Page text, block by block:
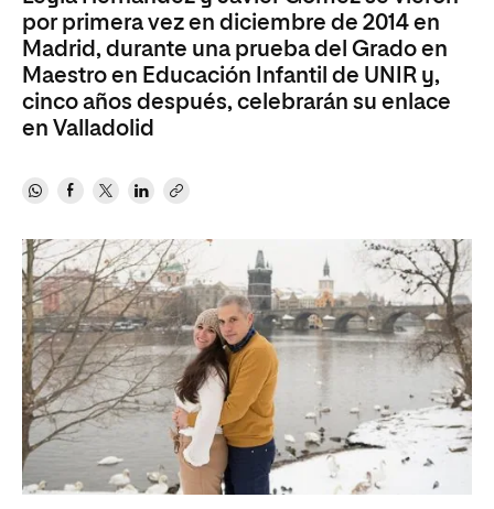
por primera vez en diciembre de 2014 en
Madrid, durante una prueba del Grado en
Maestro en Educación Infantil de UNIR y,
cinco años después, celebrarán su enlace
en Valladolid